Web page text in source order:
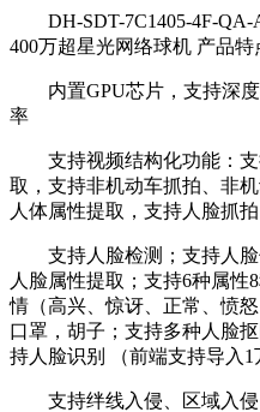
DH-SDT-7C1405-4F-QA-
400万超星光网络球机 产品特
内置GPU芯片，支持深度
率
支持视频结构化功能：支
取，支持非机动车抓拍、非
人体属性提取，支持人脸抓
支持人脸检测；支持人脸
人脸属性提取；支持6种属性
情（高兴、惊讶、正常、愤
口罩，胡子；支持多种人脸
持人脸识别 （前端支持导入1
支持绊线入侵、区域入侵